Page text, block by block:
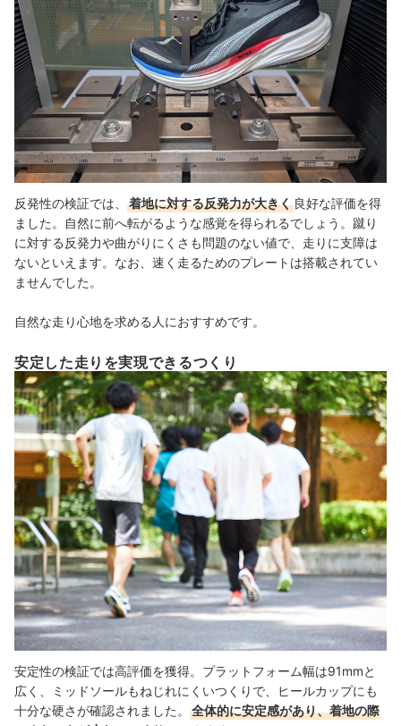
反発性の検証では、 着地に対する反発力が大きく 良好な評価を得
ました。自然に前へ転がるような感覚を得られるでしょう。蹴り
に対する反発力や曲がりにくさも問題のない値で、走りに支障は
ないといえます。なお、速く走るためのプレートは搭載されてい
ませんでした。
自然な走り心地を求める人におすすめです。
安定した走りを実現できるつくり
安定性の検証では高評価を獲得。プラットフォーム幅は91mmと
広く、ミッドソールもねじれにくいつくりで、ヒールカップにも
十分な硬さが確認されました。
全体的に安定感があり、着地の際